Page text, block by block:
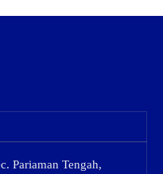
Pariaman Tengah,